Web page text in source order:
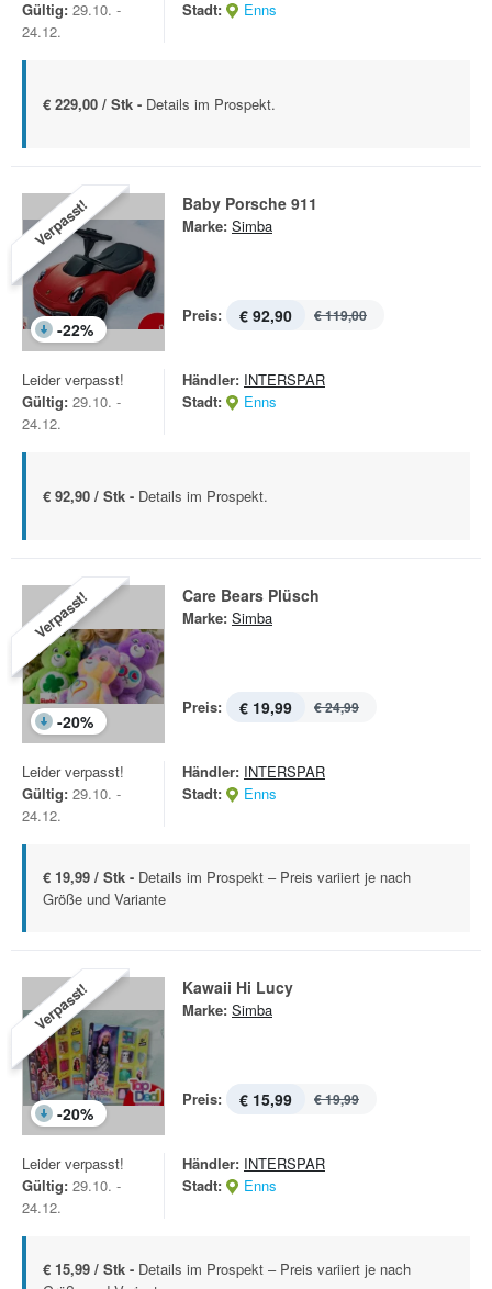
Gültig: 29.10. -
24.12.
Stadt:
Enns
€ 229,00 / Stk - Details im Prospekt.
Verpasst!
-22%
Baby Porsche 911
Marke: Simba
Preis: € 92,90 € 119,00
Leider verpasst!
Gültig: 29.10. -
24.12.
Händler: INTERSPAR
Stadt:
Enns
€ 92,90 / Stk - Details im Prospekt.
Verpasst!
-20%
Care Bears Plüsch
Marke: Simba
Preis: € 19,99 € 24,99
Leider verpasst!
Gültig: 29.10. -
24.12.
Händler: INTERSPAR
Stadt:
Enns
€ 19,99 / Stk - Details im Prospekt – Preis variiert je nach
Größe und Variante
Verpasst!
-20%
Kawaii Hi Lucy
Marke: Simba
Preis: € 15,99 € 19,99
Leider verpasst!
Gültig: 29.10. -
24.12.
Händler: INTERSPAR
Stadt:
Enns
€ 15,99 / Stk - Details im Prospekt – Preis variiert je nach